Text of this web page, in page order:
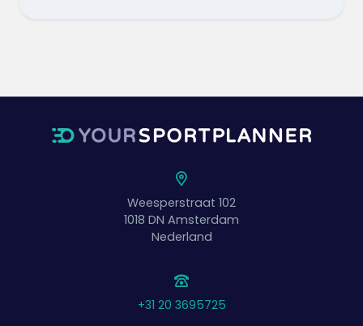
Weesperstraat 102
1018 DN Amsterdam
Nederland
+31 20 3695725